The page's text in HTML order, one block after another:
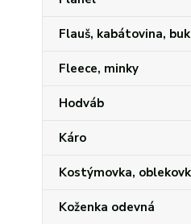
Flauš, kabátovina,
Fleece, minky
Hodváb
Káro
Kostýmovka,
Koženka odevná